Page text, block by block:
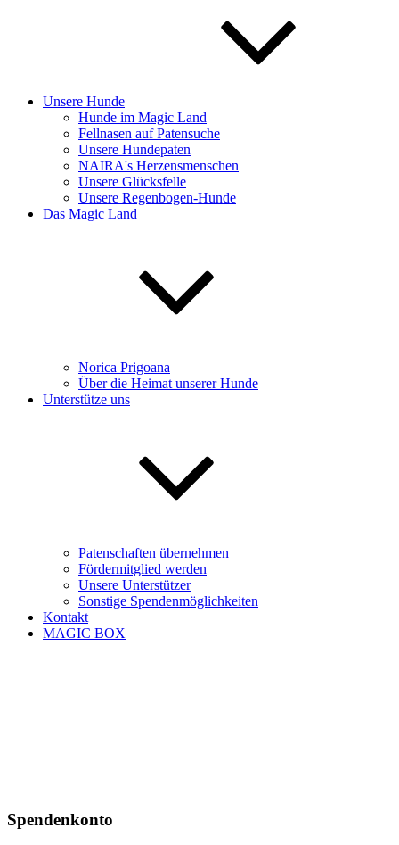
Unsere Hunde
Hunde im Magic Land
Fellnasen auf Patensuche
Unsere Hundepaten
NAIRA's Herzensmenschen
Unsere Glücksfelle
Unsere Regenbogen-Hunde
Das Magic Land
Norica Prigoana
Über die Heimat unserer Hunde
Unterstütze uns
Patenschaften übernehmen
Fördermitglied werden
Unsere Unterstützer
Sonstige Spendenmöglichkeiten
Kontakt
MAGIC BOX
Spendenkonto